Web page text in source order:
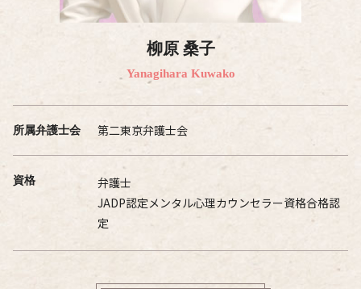
柳原 桑子
Yanagihara Kuwako
所属弁護士会 第二東京弁護士会
資格
弁護士
JADP認定メンタル心理カウンセラー資格合格認
定